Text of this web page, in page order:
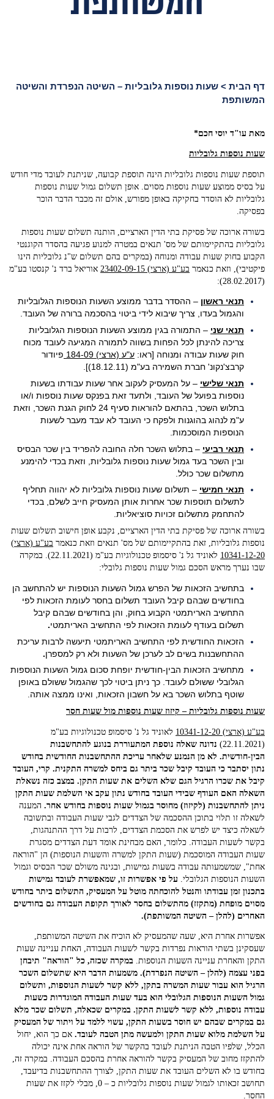
דף הבית > שעות נוספות גלובליות – השיטה הנפרדת והשיטה
המשותפת
מאת עו"ד יוסי חכם*
שעות נוספות גלובליות
תוספת שעות נוספות גלובליות הינה תוספת קבועה, שניתנת לעובד מדי חודש
על בסיס ממוצע שעות נוספות מסוים. אופן תשלום גמול שעות נוספות
גלובליות לא הוסדר בחקיקה באופן מפורש, אולם זה מכבר הדבר הוכר
בפסיקה.
בשורה ארוכה של פסיקת בתי הדין הארציים, הותנה תשלום שעות נוספות
גלובליות בהתקיימותם של מס' תנאים במטרה למנוע פגיעה בהסדר הקוגנטי
הקבוע בחוק שעות עבודה ומנוחה (במקרים בהם תשלום ש"נ גלובליות הינו
פיקטיבי), וזאת כנאמר בע"ע (ארצי) 23402-09-15‏
‏אוריאל ברד נ' קנסטו בע"מ
(28.02.2017):
תנאי ראשון – ההסדר בדבר ממוצע השעות הנוספות הגלובליות
והגמול בעדו, צריך שיבוא לידי ביטוי בהסכמה ברורה של העובד.
תנאי שני – התמורה בגין ממוצע השעות הנוספות הגלובליות
צריכה להינתן לכל הפחות בשווה לתמורה המגיעה לעובד מכוח
חוק שעות עבודה ומנוחה [ראו: ע"ע (ארצי) 184-09‏
פיודור
קרבצ'נקונ' חברת השמירה בע"מ (18.12.11)].
תנאי שלישי – על המעסיק לעקוב אחר שעות עבודתו בשעות
נוספות בפועל של העובד, ולתעד זאת בפנקס שעות נוספות ו/או
בתלוש השכר, בהתאם להוראות סעיף 24 לחוק הגנת השכר, וזאת
ע"מ לנהוג בהוגנות ולפקח כי העובד לא עבד מעבר לשעות
הנוספות המוסכמות.
תנאי רביעי – בתלוש השכר חלה החובה להפריד בין שכר הבסיס
ובין השכר בעד גמול שעות נוספות גלובליות, וזאת בכדי להימנע
מתשלום שכר כולל.
תנאי חמישי – תשלום שעות נוספות גלובליות לא יהווה תחליף
לתשלום תוספות שכר אחרות אותן המעסיק חייב לשלם, בכדי
להתחמק מתשלום זכויות סוציאליות.
בשורה ארוכה של פסיקת בתי הדין הארציים, נקבע אופן חישוב תשלום שעות
נוספות גלובליות, זאת בהתקיימותם של מס' תנאים וזאת כנאמר בע"ע (ארצי)
10341-12-20
‏לאוניד גל נ' סיסמופ טכנולוגיות בע"מ (22.11.2021). במקרה
שבו נערך מראש הסכם גמול שעות נוספות גלובלי:
בתחשיב הזכאות של הפרש גמול השעות הנוספות יש להתחשב הן
בחודשים שבהם קיבל העובד תשלום בחסר לעומת הזכאות לפי
התחשיב האריתמטי הקבוע בחוק, והן בחודשים שבהם קיבל
תשלום בעודף לעומת הזכאות לפי התחשיב האריתמטי.
הזכאות החודשית לפי התחשיב האריתמטי תיעשה לרבות עריכת
ההתחשבנות בשים לב לערכן של השעות ולא רק למספרן.
מתחשיב הזכאות הבין-חודשית יופחת סכום גמול השעות הנוספות
הגלובלי ששולם לעובד. כך ניתן ביטוי לכך שהגמול ששולם באופן
שוטף בתלוש השכר בא על חשבון הזכאות, ואינו ממצה אותה.
שעות נוספות גלובליות – קיזוז שעות נוספות מול שעות חסר
בע"ע (ארצי) 10341-12-20
‏לאוניד גל נ' סיסמופ טכנולוגיות בע"מ
(22.11.2021)
נדונה שאלה נוספת המתעוררת בנוגע להתחשבנות
הבין-חודשית. לא מן הנמנע שלאחר עריכת ההתחשבנות החודשית בחודש
נתון יסתבר כי העובד קיבל שכר ביתר גם ביחס למשרה התקנית. קרי, העובד
קיבל את שכרו הרגיל הגם שלא השלים את שעות התקן. במצב כזה נשאלת
השאלה האם העודף שבידי העובד בחודש נתון עקב אי השלמת שעות התקן
ניתן להתחשבנות (לקיזוז) מחוסר בגמול שעות נוספות בחודש אחר. המענה
לשאלה זו תלוי בתוכן ההסכמה של הצדדים לגבי שעות העבודה ובתשובה
לשאלה כיצד יש לפרש את הסכמת הצדדים, לרבות על דרך ההתנהגות,
בקשר לשעות העבודה. כלומר, האם מבחינת אומד דעת הצדדים מסגרת
שעות העבודה המוסכמת (שעות התקן למשרה והשעות הנוספות) הן "הוראה
אחת", שמשמעותה עבודה בשעות גמישות, ובגינה משולם שכר הבסיס וגמול
השעות הנוספות הגלובלי. על פי אפשרות זו, שמאפשרת לעובד גמישות
בתכנון זמן עבודתו והנטל להוכחתה מוטל על המעסיק, התשלום ביתר בחודש
מסוים מופחת (מתקזז) מהתשלום בחסר לאורך תקופת העבודה גם בחודשים
האחרים (להלן – השיטה המשותפת).
אפשרות אחרת היא, שעה שהמעסיק לא הוכיח את השיטה המשותפת,
שעסקינן בשתי הוראות נפרדות בקשר לשעות העבודה, האחת עניינה שעות
התקן והאחרת עניינה השעות הנוספות. במקרה שכזה, כל "הוראה" תיבחן
בפני עצמה (להלן – השיטה הנפרדת). משמעות הדבר היא שתשלום השכר
הרגיל הוא עבור שעות המשרה בתקן, ללא קשר לשעות הנוספות, ותשלום
גמול השעות הנוספות הגלובלי הוא בעד שעות העבודה המוגדרות כשעות
עבודה נוספות, ללא קשר לשעות התקן. במקרים שכאלה, תשלום שכר מלא
גם במקרים שבהם יש חוסר בשעות התקן, עשוי ללמד על ויתור של המעסיק
על השלמת מלוא שעות התקן ולמעשה מתן הטבה לעובד. אם כך הוא, יחול
הכלל, שלפיו הטבה הניתנת לעובד בהקשר של הוראה אחת אינה יכולה
להתקזז מחוב של המעסיק בקשר להוראה אחרת בהסכם העבודה. במקרה זה,
בחודש בו לא השלים העובד את שעות התקן, לצורך ההתחשבנות בדיעבד,
תחושב זכאותו לגמול שעות נוספות גלובליות כ – 0, מבלי לקזז את שעות
החסר.